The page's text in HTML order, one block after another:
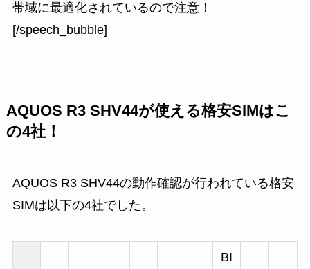
帯域に最適化されているので注意！
[/speech_bubble]
AQUOS R3 SHV44が使える格安SIMはこ
の4社！
AQUOS R3 SHV44の動作確認が行われている格安
SIMは以下の4社でした。
BI